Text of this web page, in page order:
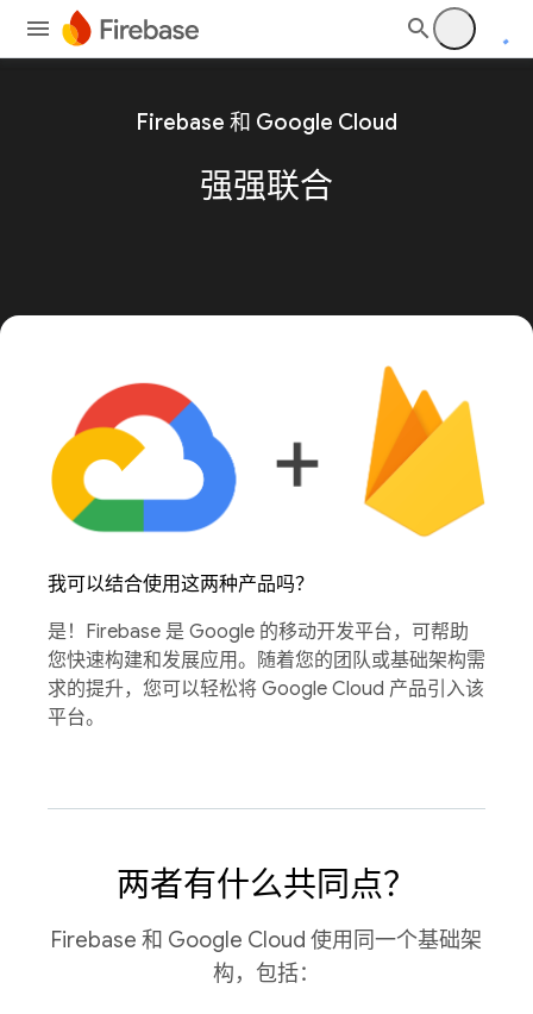
Firebase 和 Google Cloud
强强联合
我可以结合使用这两种产品吗？
是！Firebase 是 Google 的移动开发平台，可帮助
您快速构建和发展应用。随着您的团队或基础架构需
求的提升，您可以轻松将 Google Cloud 产品引入该
平台。
两者有什么共同点？
Firebase 和 Google Cloud 使用同一个基础架
构，包括：